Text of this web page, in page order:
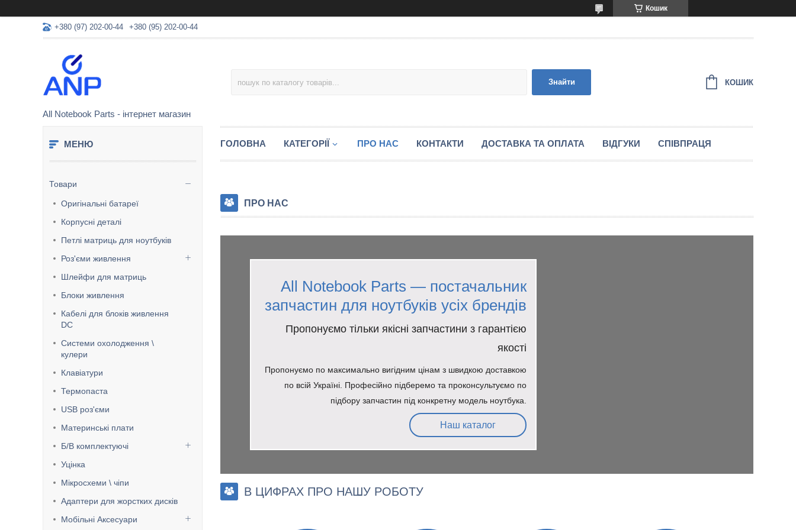
Кошик
+380 (97) 202-00-44 +380 (95) 202-00-44
All Notebook Parts - інтернет магазин
Знайти КОШИК
Товари
Оригінальні батареї
Корпусні деталі
Петлі матриць для ноутбуків
Роз'єми живлення
Шлейфи для матриць
Блоки живлення
Кабелі для блоків живлення
DC
Системи охолодження \
кулери
Клавіатури
Термопаста
USB роз'єми
Материнські плати
Б/В комплектуючі
Уцінка
Мікросхеми \ чіпи
Адаптери для жорстких дисків
Мобільні Аксесуари
ГОЛОВНА КАТЕГОРІЇ ПРО НАС КОНТАКТИ ДОСТАВКА ТА ОПЛАТА ВІДГУКИ СПІВПРАЦЯ
ПРО НАС
All Notebook Parts — постачальник
запчастин для ноутбуків усіх брендів
Пропонуємо тільки якісні запчастини з гарантією
якості
Пропонуємо по максимально вигідним цінам з швидкою доставкою
по всій Україні. Професійно підберемо та проконсультуємо по
підбору запчастин під конкретну модель ноутбука.
Наш каталог
В ЦИФРАХ ПРО НАШУ РОБОТУ